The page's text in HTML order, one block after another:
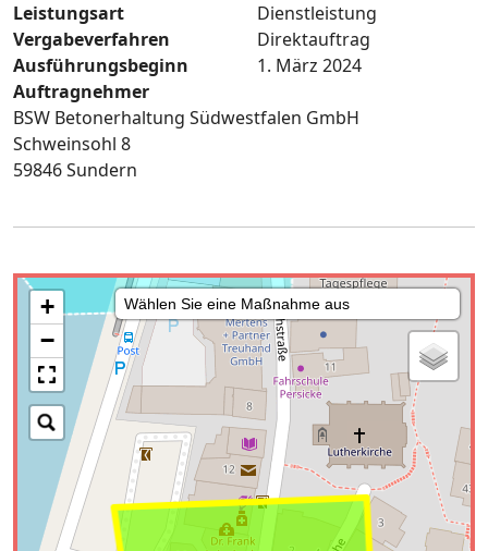
Leistungsart
Dienstleistung
Vergabeverfahren
Direktauftrag
Ausführungsbeginn
1. März 2024
Auftragnehmer
BSW Betonerhaltung Südwestfalen GmbH
Schweinsohl 8
59846 Sundern